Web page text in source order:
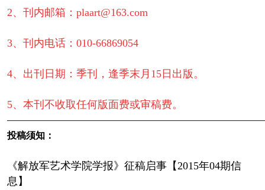
2、刊内邮箱：plaart@163.com
3、刊内电话：010-66869054
4、出刊日期：季刊，逢季末月15日出版。
5、本刊不收取任何版面费或审稿费。
投稿须知：
《解放军艺术学院学报》征稿启事【2015年04期信
息】